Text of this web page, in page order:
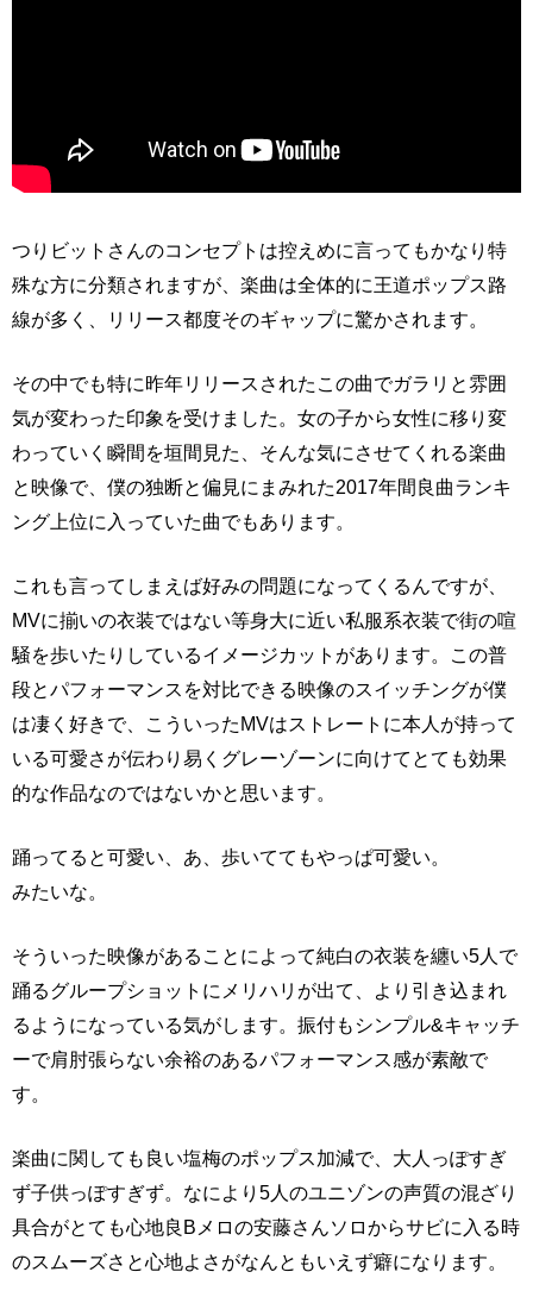
つりビットさんのコンセプトは控えめに言ってもかなり特
殊な方に分類されますが、楽曲は全体的に王道ポップス路
線が多く、リリース都度そのギャップに驚かされます。
その中でも特に昨年リリースされたこの曲でガラリと雰囲
気が変わった印象を受けました。女の子から女性に移り変
わっていく瞬間を垣間見た、そんな気にさせてくれる楽曲
と映像で、僕の独断と偏見にまみれた2017年間良曲ランキ
ング上位に入っていた曲でもあります。
これも言ってしまえば好みの問題になってくるんですが、
MVに揃いの衣装ではない等身大に近い私服系衣装で街の喧
騒を歩いたりしているイメージカットがあります。この普
段とパフォーマンスを対比できる映像のスイッチングが僕
は凄く好きで、こういったMVはストレートに本人が持って
いる可愛さが伝わり易くグレーゾーンに向けてとても効果
的な作品なのではないかと思います。
踊ってると可愛い、あ、歩いててもやっぱ可愛い。
みたいな。
そういった映像があることによって純白の衣装を纏い5人で
踊るグループショットにメリハリが出て、より引き込まれ
るようになっている気がします。振付もシンプル&キャッチ
ーで肩肘張らない余裕のあるパフォーマンス感が素敵で
す。
楽曲に関しても良い塩梅のポップス加減で、大人っぽすぎ
ず子供っぽすぎず。なにより5人のユニゾンの声質の混ざり
具合がとても心地良Bメロの安藤さんソロからサビに入る時
のスムーズさと心地よさがなんともいえず癖になります。